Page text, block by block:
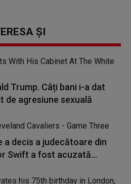
ȘI
Trump. Câți bani i-a dat
de agresiune sexuală
a decis a judecătoare din
Swift a fost acuzată...